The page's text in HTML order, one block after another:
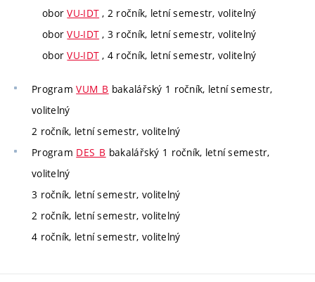
oborVU-IDT , 2 ročník, letní semestr, volitelný
oborVU-IDT , 3 ročník, letní semestr, volitelný
oborVU-IDT , 4 ročník, letní semestr, volitelný
ProgramVUM_B bakalářský 1 ročník, letní semestr,
volitelný
2 ročník, letní semestr, volitelný
Program DES_B bakalářský 1 ročník, letní semestr,
volitelný
3 ročník, letní semestr, volitelný
2 ročník, letní semestr, volitelný
4 ročník, letní semestr, volitelný